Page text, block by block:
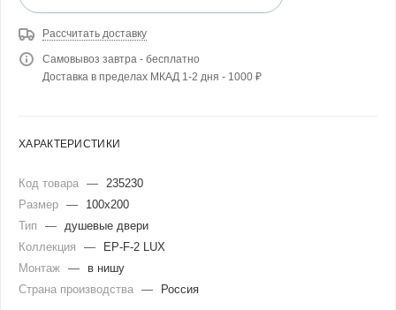
Рассчитать доставку
Самовывоз завтра - бесплатно
Доставка в пределах МКАД 1-2 дня - 1000 ₽
ХАРАКТЕРИСТИКИ
Код товара —
235230
Размер —
100x200
Тип
—
душевые двери
Коллекция
—
EP-F-2 LUX
Монтаж —
в нишу
Страна производства — Россия